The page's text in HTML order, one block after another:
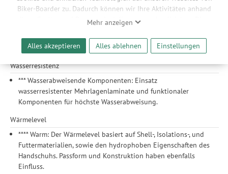
Biker-Boarder zu. Dadurch können wir Ihre Aktivitäten anhand
Ihrer Geräte- und Browsereinstellungen nachvollziehen. Dies
ermöglicht es uns, anhand ihrer Interessen nutzungsbasierte
Werbeanzeigen für Sie bereitzustellen sowie Funktionalitäten
unserer Website sicherzustellen und stetig zu verbessern. Dabei
werden Ihre Daten auch an Drittanbieter und Werbepartner
weitergegeben. Die Verarbeitung erfolgt ausschließlich zum
Zwecke der Einbindung von Streaming-Inhalten und der
Durchführung von statistischer Analyse, Reichweitenmessungen,
Produktempfehlungen und nutzungsbasierter Werbung.
Informationen zu den einzelnen Funktionen, den Drittanbietern
und der Speicherdauer finden Sie unter Einstellungen. Diese
Einwilligung ist freiwillig, für die Nutzung unserer Website nicht
erforderlich und gilt, bis sie widerrufen wird. Sie können Ihre
Einwilligung unter Einstellungen lediglich für bestimmte
Drittanbieter erteilen und jederzeit für die Zukunft widerrufen.
Mehr anzeigen
Alles akzeptieren Alles ablehnen Einstellungen
Handfläche: Premium Goatskin (100% Leder)
Futter: Micro Bemberg (100% Polyester)
Material Informationen: Enthält nichttextile Teile tierischen
Ursprungs.
Wasserresistenz
*** Wasserabweisende Komponenten: Einsatz
wasserresistenter Mehrlagenlaminate und funktionaler
Komponenten für höchste Wasserabweisung.
Wärmelevel
**** Warm: Der Wärmelevel basiert auf Shell-, Isolations-, und
Futtermaterialien, sowie den hydrophoben Eigenschaften des
Handschuhs. Passform und Konstruktion haben ebenfalls
Einfluss.